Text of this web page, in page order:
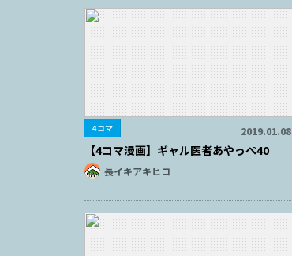
4コマ 2019.01.08
【4コマ漫画】ギャル医者あやっぺ40
長イキアキヒコ